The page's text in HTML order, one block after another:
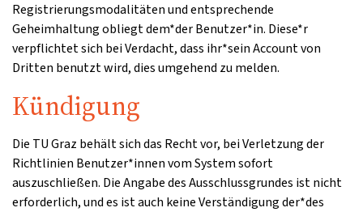
Registrierungsmodalitäten und entsprechende
Geheimhaltung obliegt dem*der Benutzer*in. Diese*r
verpflichtet sich bei Verdacht, dass ihr*sein Account von
Dritten benutzt wird, dies umgehend zu melden.
Kündigung
Die TU Graz behält sich das Recht vor, bei Verletzung der
Richtlinien Benutzer*innen vom System sofort
auszuschließen. Die Angabe des Ausschlussgrundes ist nicht
erforderlich, und es ist auch keine Verständigung der*des